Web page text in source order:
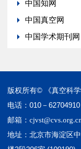
中国知网
中国真空网
中国学术期刊网
版权所有© 《真空科
电话：010－62704910
邮箱：
地址：北京市海淀区